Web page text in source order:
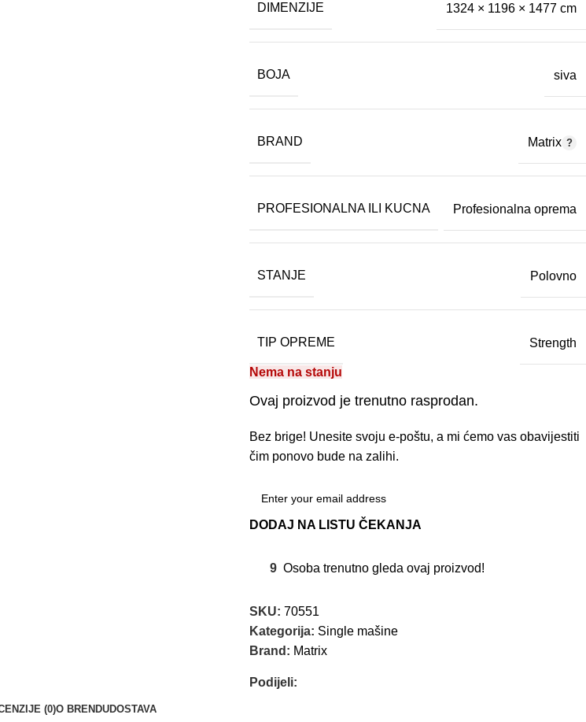
DIMENZIJE 1324 × 1196 × 1477 cm
BOJA siva
BRAND Matrix
PROFESIONALNA ILI KUCNA Profesionalna oprema
STANJE Polovno
TIP OPREME Strength
Nema na stanju
Ovaj proizvod je trenutno rasprodan.
Bez brige! Unesite svoju e-poštu, a mi ćemo vas obavijestiti
čim ponovo bude na zalihi.
DODAJ NA LISTU ČEKANJA
9 Osoba trenutno gleda ovaj proizvod!
SKU: 70551
Kategorija: Single mašine
Brand: Matrix
Podijeli:
(0)O BRENDUDOSTAVA